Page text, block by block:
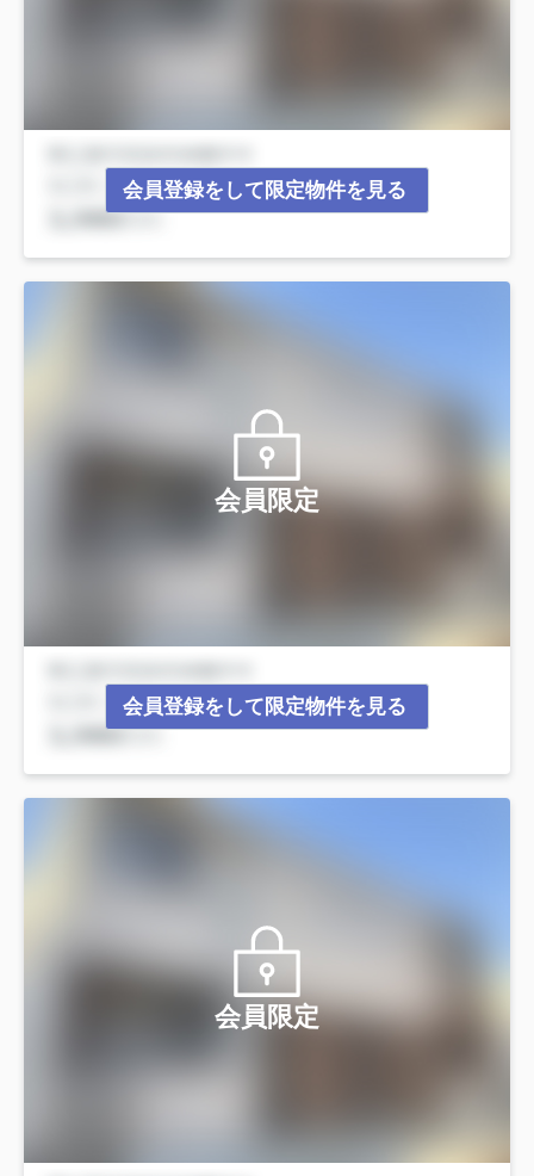
会員登録をして限定物件を見る
会員限定
会員登録をして限定物件を見る
会員限定